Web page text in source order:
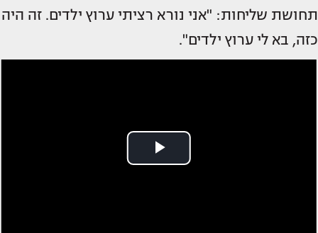
תחושת שליחות: "אני נורא רציתי ערוץ ילדים. זה היה
כזה, בא לי ערוץ ילדים".